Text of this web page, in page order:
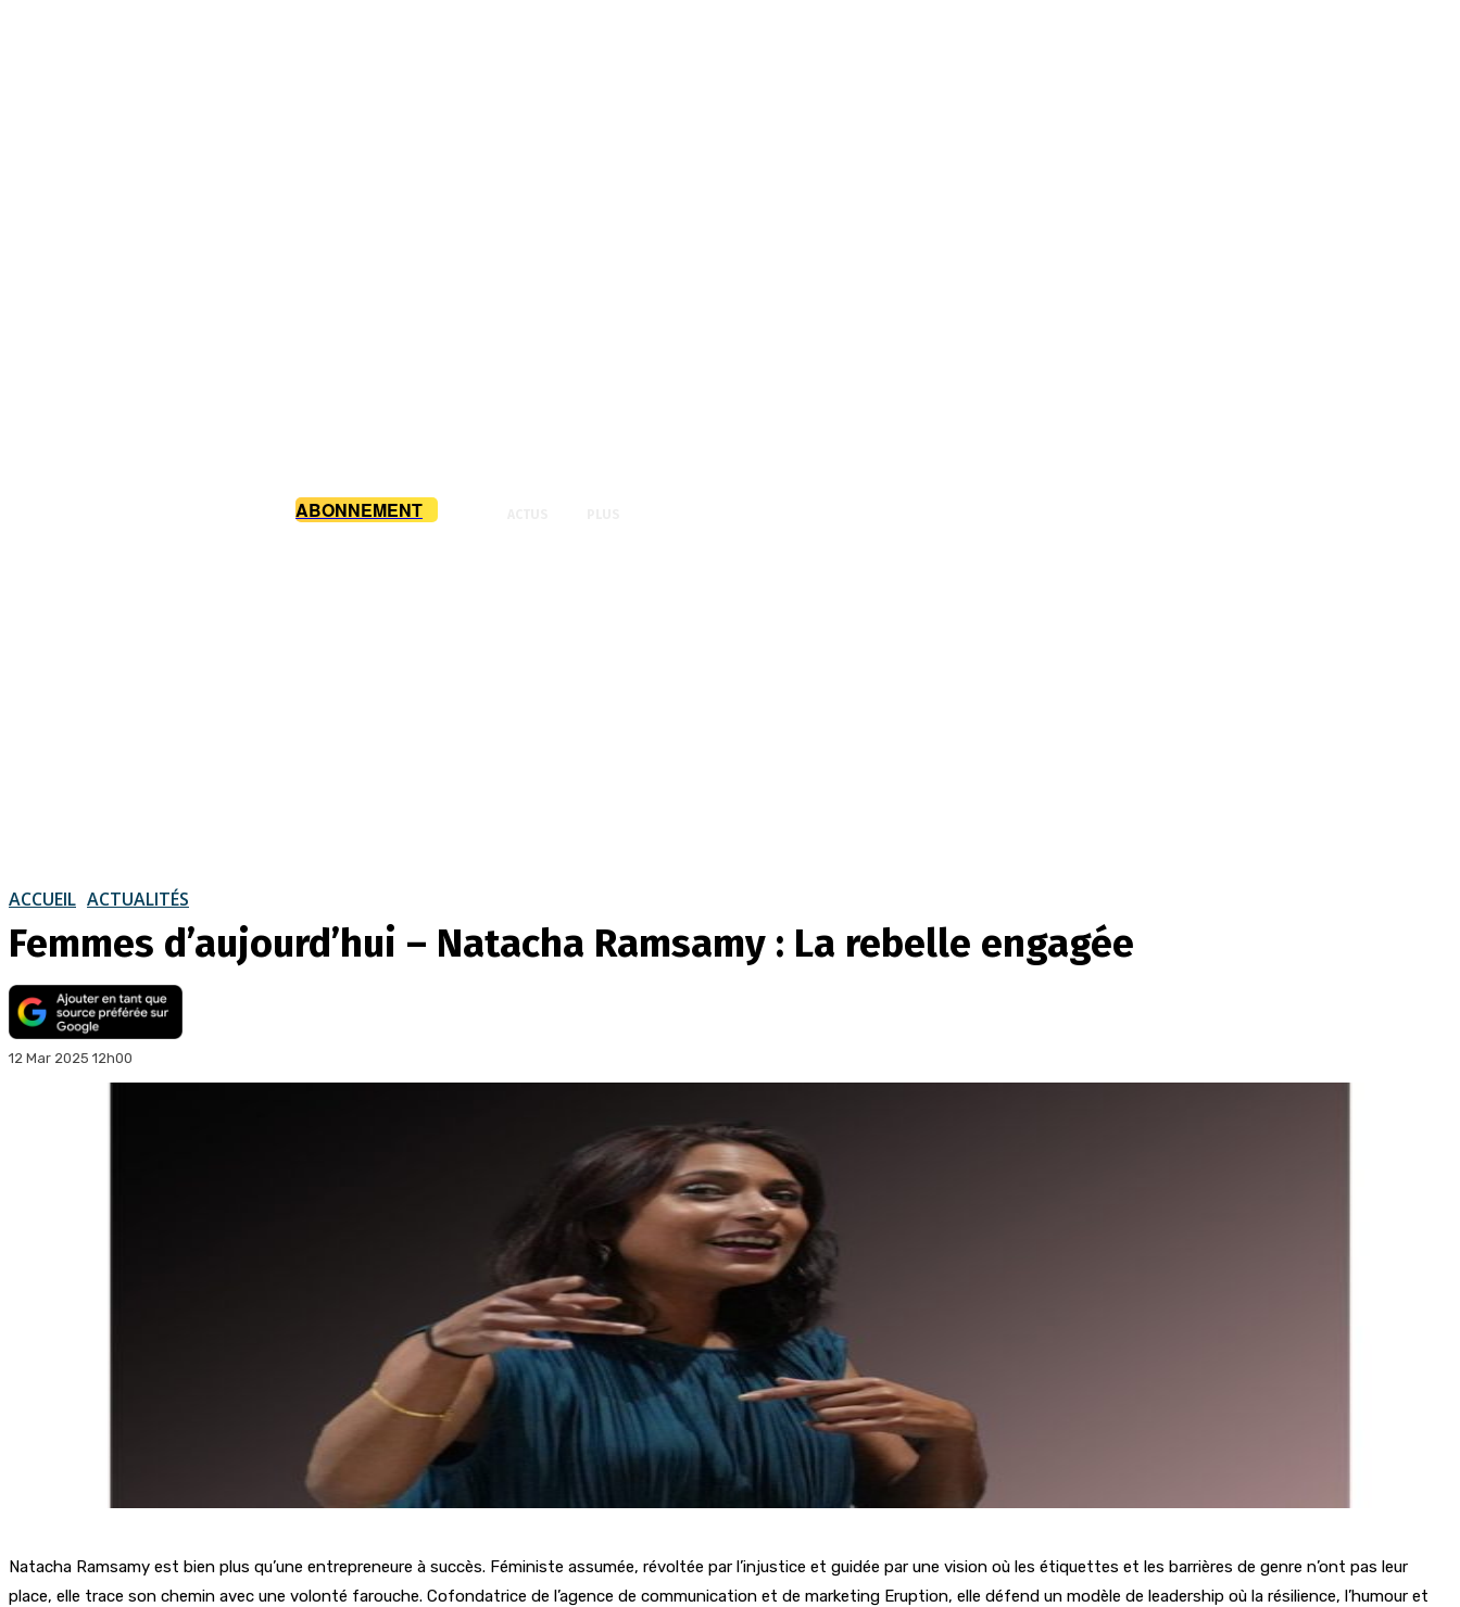
ABONNEMENT
ACCUEIL ACTUALITÉS
Femmes d’aujourd’hui – Natacha Ramsamy : La rebelle engagée
12 Mar 2025 12h00
Natacha Ramsamy est bien plus qu’une entrepreneure à succès. Féministe assumée, révoltée par l’injustice et guidée par une vision où les étiquettes et les barrières de genre n’ont pas leur
place, elle trace son chemin avec une volonté farouche. Cofondatrice de l’agence de communication et de marketing Eruption, elle défend un modèle de leadership où la résilience, l’humour et